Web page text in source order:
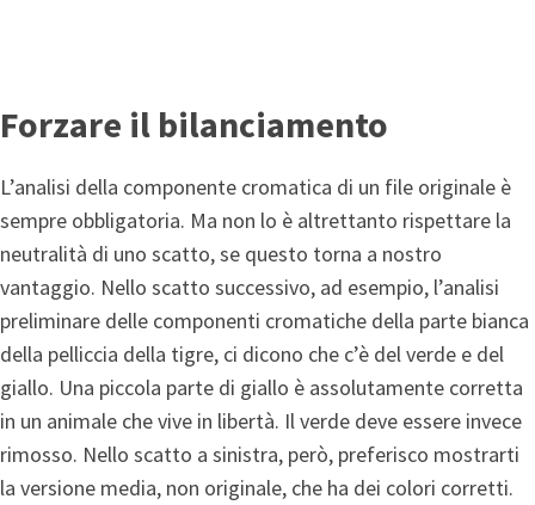
Forzare il bilanciamento
L’analisi della componente cromatica di un file originale è
sempre obbligatoria. Ma non lo è altrettanto rispettare la
neutralità di uno scatto, se questo torna a nostro
vantaggio. Nello scatto successivo, ad esempio, l’analisi
preliminare delle componenti cromatiche della parte bianca
della pelliccia della tigre, ci dicono che c’è del verde e del
giallo. Una piccola parte di giallo è assolutamente corretta
in un animale che vive in libertà. Il verde deve essere invece
rimosso. Nello scatto a sinistra, però, preferisco mostrarti
la versione media, non originale, che ha dei colori corretti.